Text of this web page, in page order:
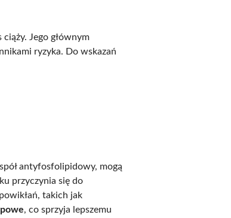
Jego głównym
ryzyka. Do wskazań
antyfosfolipidowy, mogą
przyczynia się do
takich jak
, co sprzyja lepszemu